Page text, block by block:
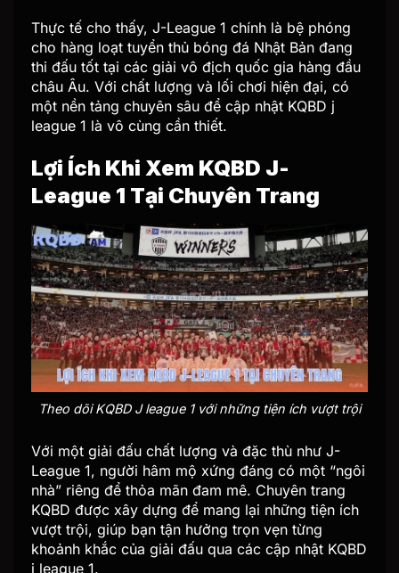
Thực tế cho thấy, J-League 1 chính là bệ phóng
cho hàng loạt tuyển thủ bóng đá Nhật Bản đang
thi đấu tốt tại các giải vô địch quốc gia hàng đầu
châu Âu. Với chất lượng và lối chơi hiện đại, có
một nền tảng chuyên sâu để cập nhật KQBD j
league 1 là vô cùng cần thiết.
Lợi Ích Khi Xem KQBD J-
League 1 Tại Chuyên Trang
Theo dõi KQBD J league 1 với những tiện ích vượt trội
Với một giải đấu chất lượng và đặc thù như J-
League 1, người hâm mộ xứng đáng có một “ngôi
nhà” riêng để thỏa mãn đam mê. Chuyên trang
KQBD được xây dựng để mang lại những tiện ích
vượt trội, giúp bạn tận hưởng trọn vẹn từng
khoảnh khắc của giải đấu qua các cập nhật KQBD
j league 1.